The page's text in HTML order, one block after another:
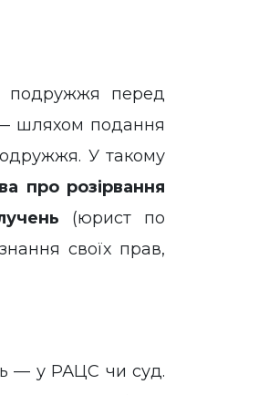
подружжя перед
шляхом подання
У такому
про розірвання
(юрист по
своїх прав,
— у РАЦС чи суд.